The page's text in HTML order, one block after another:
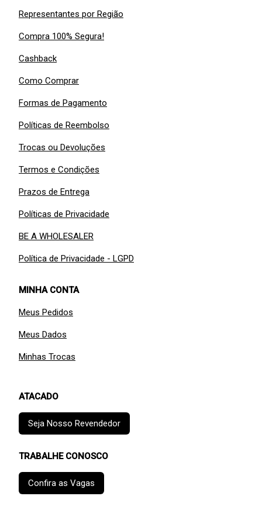
Representantes por Região
Compra 100% Segura!
Cashback
Como Comprar
Formas de Pagamento
Políticas de Reembolso
Trocas ou Devoluções
Termos e Condições
Prazos de Entrega
Políticas de Privacidade
BE A WHOLESALER
Política de Privacidade - LGPD
MINHA CONTA
Meus Pedidos
Meus Dados
Minhas Trocas
ATACADO
Seja Nosso Revendedor
TRABALHE CONOSCO
Confira as Vagas